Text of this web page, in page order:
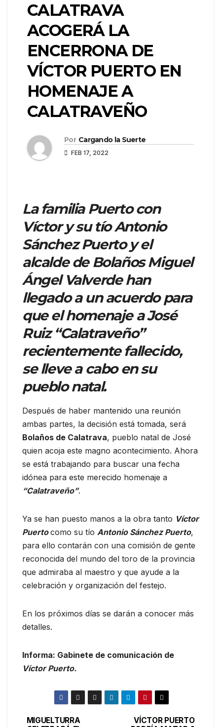
CALATRAVA
ACOGERÁ LA
ENCERRONA DE
VÍCTOR PUERTO EN
HOMENAJE A
CALATRAVEÑO
Por Cargando la Suerte
FEB 17, 2022
La familia Puerto con
Víctor y su tío Antonio
Sánchez Puerto y el
alcalde de Bolaños Miguel
Ángel Valverde han
llegado a un acuerdo para
que el homenaje a José
Ruiz “Calatraveño”
recientemente fallecido,
se lleve a cabo en su
pueblo natal.
Después de haber mantenido una reunión
ambas partes, la decisión está tomada, será
Bolaños de Calatrava, pueblo natal de José
quien acoja este magno acontecimiento. Ahora
se está trabajando para buscar una fecha
idónea para este merecido homenaje a
“Calatraveño”.
Ya se han puesto manos a la obra tanto Víctor
Puerto como su tío Antonio Sánchez Puerto,
para ello contarán con una comisión de gente
reconocida del mundo del toro de la provincia
que admiraba al maestro y que ayude a la
celebración y organización del festejo.
En los próximos días se darán a conocer más
detalles.
Informa: Gabinete de comunicación de
Víctor Puerto.
VÍCTOR PUERTO
MIGUELTURRA